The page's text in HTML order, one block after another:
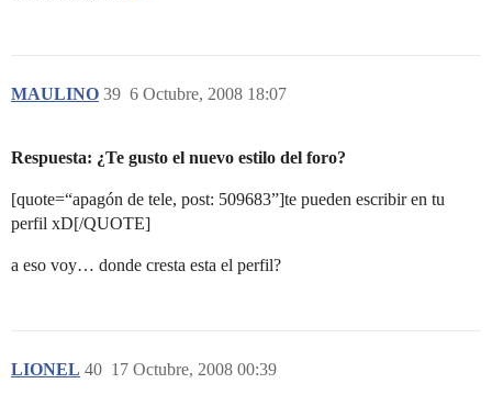
MAULINO 6 Octubre, 2008 18:07
39
Respuesta: ¿Te gusto el nuevo estilo del foro?
[quote=“apagón de tele, post: 509683”]te pueden escribir en tu
perfil xD[/QUOTE]
a eso voy… donde cresta esta el perfil?
LIONEL 17 Octubre, 2008 00:39
40